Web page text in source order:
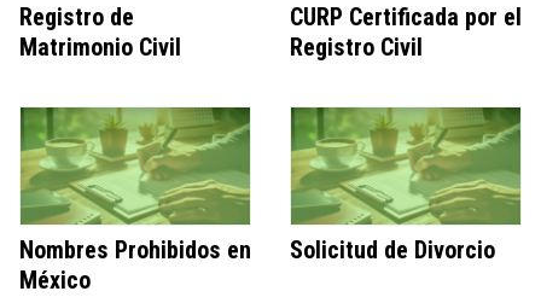
Registro de
Matrimonio Civil
CURP Certificada por el
Registro Civil
Nombres Prohibidos en
México
Solicitud de Divorcio